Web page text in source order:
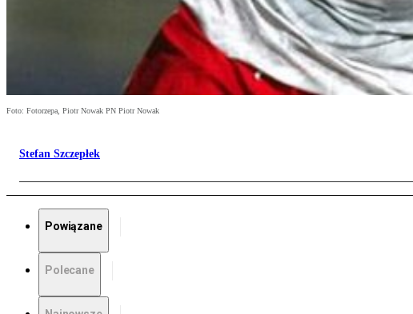
Foto: Fotorzepa, Piotr Nowak PN Piotr Nowak
Stefan Szczepłek
Powiązane
Polecane